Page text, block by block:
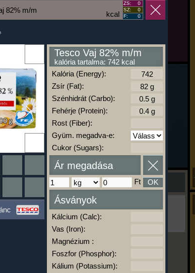
Ha ma már nem eszel/sportolsz többet,
kattints a kiértékelésre!
A Kalória Szimulátor Prémium funkció.
-
kcal
82% m/m
ZS:
0
SZ:
0
F:
0
Tesco Vaj 82% m/m
kalória tartalma: 742 kcal
Kalória (Energy):
Zsír (Fat):
Szénhidrát (Carbo):
Fehérje (Protein):
Rost (Fiber):
Gyüm. megadva-e:
Cukor (Sugars):
Ár megadása
Ft OK
Ásványok
Kálcium (Calc):
Vas (Iron):
Magnézium :
Foszfor (Phosphor):
Kálium (Potassium):